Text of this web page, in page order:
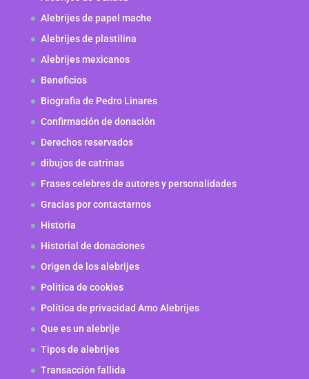
Alebrijes de papel mache
Alebrijes de plastilina
Alebrijes mexicanos
Beneficios
Biografia de Pedro Linares
Confirmación de donación
Derechos reservados
dibujos de catrinas
Frases celebres de autores y personalidades
Gracias por contactarnos
Historia
Historial de donaciones
Origen de los alebrijes
Politica de cookies
Política de privacidad Amo Alebrijes
Que es un alebrije
Tipos de alebrijes
Transacción fallida